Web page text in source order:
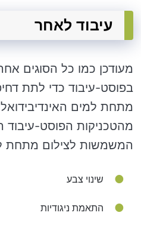
עיבוד לאחר
מעודכן כמו כל הסוגים
בפוסט-עיבוד כדי לתת
מתחת למים
מהטכניקות הפוסט-עיבוד
המשמשות לצילום מתחת
שינוי צבע
התאמת ניגודיות